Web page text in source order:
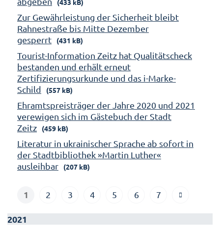
(433 kB)
Zur Gewährleistung der Sicherheit bleibt
Rahnestraße bis Mitte Dezember
gesperrt
(431 kB)
Tourist-Information Zeitz hat Qualitätscheck
bestanden und erhält erneut
Zertifizierungsurkunde und das i-Marke-
Schild
(557 kB)
Ehramtspreisträger der Jahre 2020 und 2021
verewigen sich im Gästebuch der Stadt
Zeitz
(459 kB)
Literatur in ukrainischer Sprache ab sofort in
der Stadtbibliothek »Martin Luther«
ausleihbar
(207 kB)
1 2 3 4 5 6 7
2021